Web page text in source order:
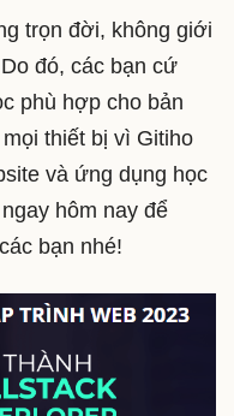
trọn đời, không giới
đó, các bạn cứ
phù hợp cho bản
thiết bị vì Gitiho
và ứng dụng học
hôm nay để
bạn nhé!